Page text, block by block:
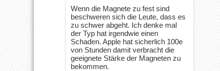
Wenn die Magnete zu fest sind
beschweren sich die Leute, dass es
zu schwer abgeht. Ich denke mal
der Typ hat irgendwie einen
Schaden. Apple hat sicherlich 100e
von Stunden damit verbracht die
geeignete Stärke der Magneten zu
bekommen.